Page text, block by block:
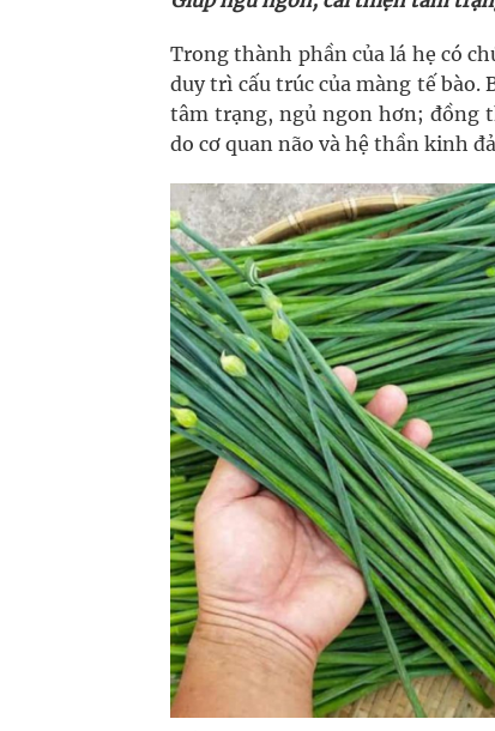
Trong thành phần của lá hẹ có
duy trì cấu trúc của màng tế bào.
tâm trạng, ngủ ngon hơn; đồng
do cơ quan não và hệ thần kinh